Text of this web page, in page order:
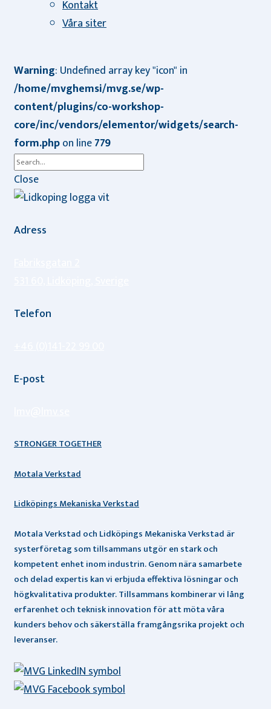
Kontakt
Våra siter
Warning: Undefined array key "icon" in
/home/mvghemsi/mvg.se/wp-
content/plugins/co-workshop-
core/inc/vendors/elementor/widgets/search-
form.phpon line779
Close
Adress
Telefon
E-post
STRONGER TOGETHER
Motala Verkstad
Lidköpings Mekaniska Verkstad
Motala Verkstad och Lidköpings Mekaniska Verkstad är
systerföretag som tillsammans utgör en stark och
kompetent enhet inom industrin. Genom nära samarbete
och delad expertis kan vi erbjuda effektiva lösningar och
högkvalitativa produkter. Tillsammans kombinerar vi lång
erfarenhet och teknisk innovation för att möta våra
kunders behov och säkerställa framgångsrika projekt och
leveranser.